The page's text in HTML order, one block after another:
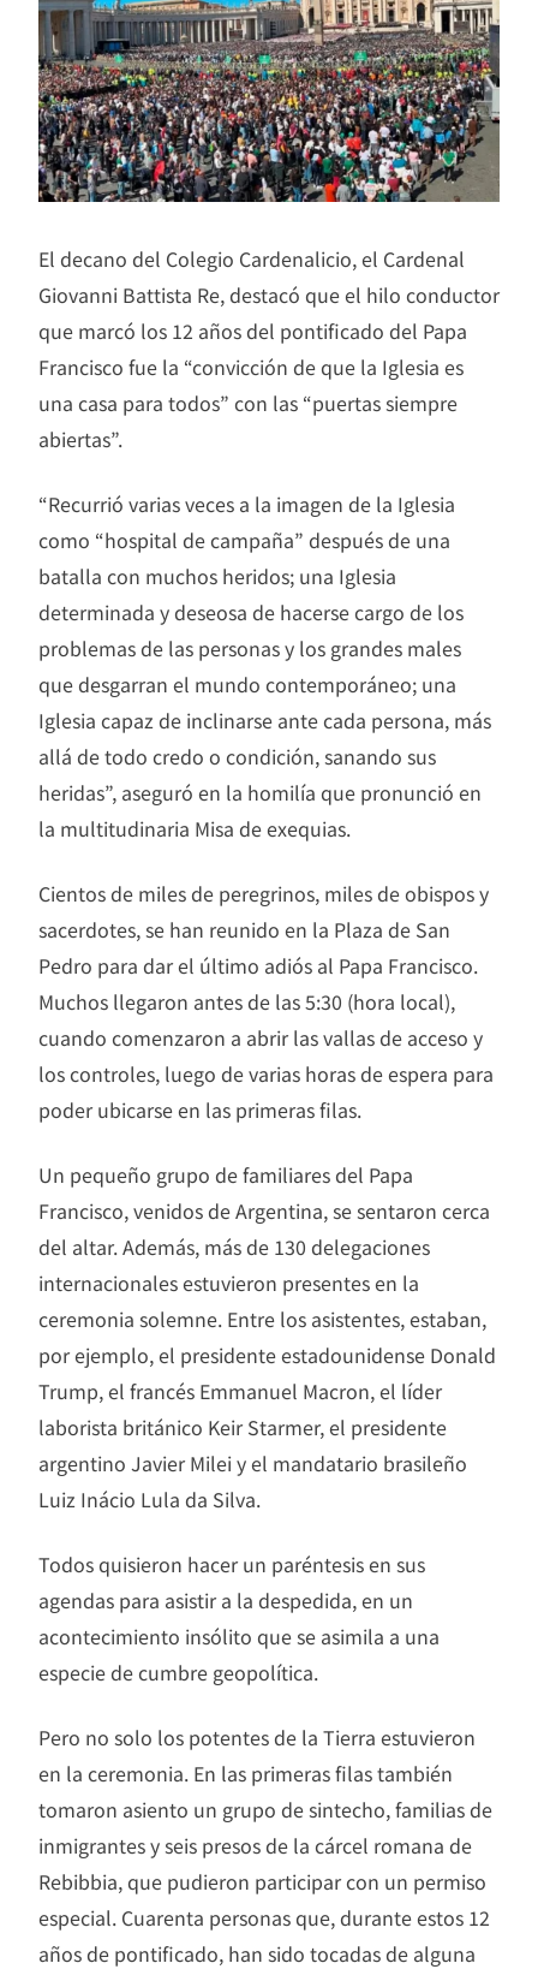
El decano del Colegio Cardenalicio, el Cardenal
Giovanni Battista Re, destacó que el hilo conductor
que marcó los 12 años del pontificado del Papa
Francisco fue la “convicción de que la Iglesia es
una casa para todos” con las “puertas siempre
abiertas”.
“Recurrió varias veces a la imagen de la Iglesia
como “hospital de campaña” después de una
batalla con muchos heridos; una Iglesia
determinada y deseosa de hacerse cargo de los
problemas de las personas y los grandes males
que desgarran el mundo contemporáneo; una
Iglesia capaz de inclinarse ante cada persona, más
allá de todo credo o condición, sanando sus
heridas”, aseguró en la homilía que pronunció en
la multitudinaria Misa de exequias.
Cientos de miles de peregrinos, miles de obispos y
sacerdotes, se han reunido en la Plaza de San
Pedro para dar el último adiós al Papa Francisco.
Muchos llegaron antes de las 5:30 (hora local),
cuando comenzaron a abrir las vallas de acceso y
los controles, luego de varias horas de espera para
poder ubicarse en las primeras filas.
Un pequeño grupo de familiares del Papa
Francisco, venidos de Argentina, se sentaron cerca
del altar. Además, más de 130 delegaciones
internacionales estuvieron presentes en la
ceremonia solemne. Entre los asistentes, estaban,
por ejemplo, el presidente estadounidense Donald
Trump, el francés Emmanuel Macron, el líder
laborista británico Keir Starmer, el presidente
argentino Javier Milei y el mandatario brasileño
Luiz Inácio Lula da Silva.
Todos quisieron hacer un paréntesis en sus
agendas para asistir a la despedida, en un
acontecimiento insólito que se asimila a una
especie de cumbre geopolítica.
Pero no solo los potentes de la Tierra estuvieron
en la ceremonia. En las primeras filas también
tomaron asiento un grupo de sintecho, familias de
inmigrantes y seis presos de la cárcel romana de
Rebibbia, que pudieron participar con un permiso
especial. Cuarenta personas que, durante estos 12
años de pontificado, han sido tocadas de alguna